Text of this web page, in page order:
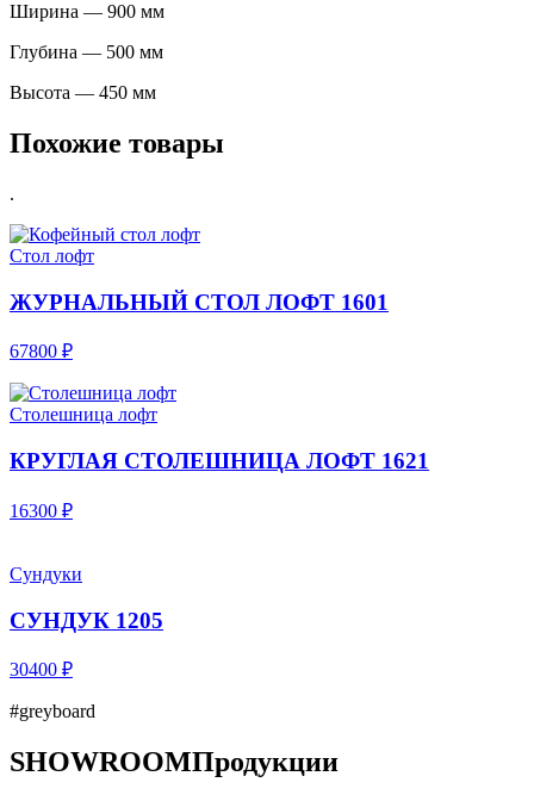
Ширина — 900 мм
Глубина — 500 мм
Высота — 450 мм
Похожие товары
.
Стол лофт
ЖУРНАЛЬНЫЙ СТОЛ ЛОФТ 1601
67800 ₽
Столешница лофт
КРУГЛАЯ СТОЛЕШНИЦА ЛОФТ 1621
16300 ₽
Сундуки
СУНДУК 1205
30400 ₽
#greyboard
SHOWROOMПродукции